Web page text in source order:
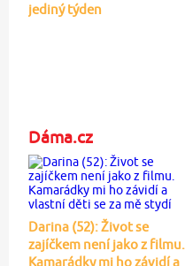
jediný týden
Dáma.cz
Darina (52): Život se
zajíčkem není jako z filmu.
Kamarádky mi ho závidí a